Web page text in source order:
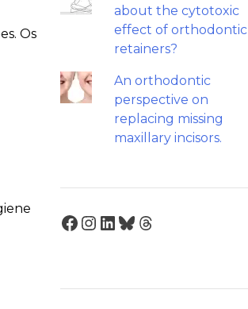
Os
about the cytotoxic
effect of orthodontic
retainers?
An orthodontic
perspective on
replacing missing
maxillary incisors.
Facebook
Instagram
LinkedIn
Bluesky
Threads